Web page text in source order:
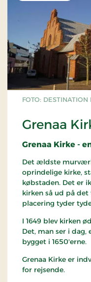
FOTO: DESTINATION
Grenaa
Grenaa Kirke -
Det ældste
oprindelige kirke,
købstaden. Det er
kirken så ud på
placering tyder
I 1649 blev kirken
Det, man ser i
bygget i 1650'erne.
Grenaa Kirke er
for rejsende.